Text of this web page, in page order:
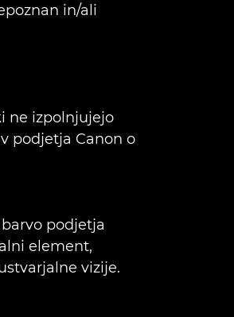
in/ali
ne izpolnjujejo
podjetja Canon o
podjetja
element,
vizije.